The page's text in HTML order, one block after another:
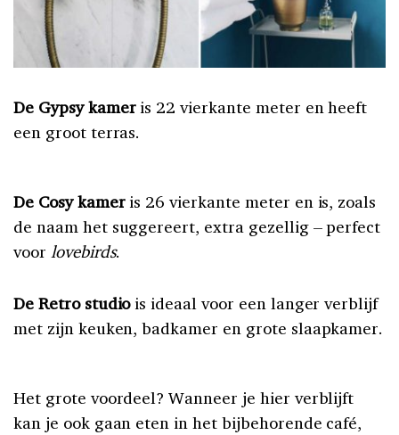
De Gypsy kamer is 22 vierkante meter en heeft
een groot terras.
De Cosy kamer is 26 vierkante meter en is, zoals
de naam het suggereert, extra gezellig – perfect
voor lovebirds.
De Retro studio is ideaal voor een langer verblijf
met zijn keuken, badkamer en grote slaapkamer.
Het grote voordeel? Wanneer je hier verblijft
kan je ook gaan eten in het bijbehorende café,